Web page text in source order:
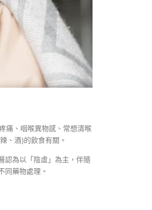
痛、咽喉異物感、常想清喉
、酒)的飲食有關。
認為以「陰虛」為主，伴隨
同藥物處理。